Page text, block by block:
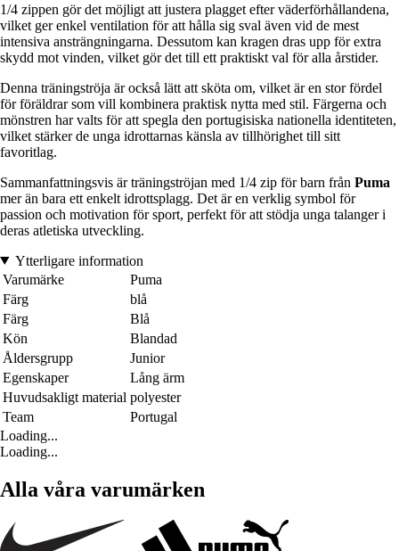
1/4 zippen gör det möjligt att justera plagget efter väderförhållandena,
vilket ger enkel ventilation för att hålla sig sval även vid de mest
intensiva ansträngningarna. Dessutom kan kragen dras upp för extra
skydd mot vinden, vilket gör det till ett praktiskt val för alla årstider.
Denna träningströja är också lätt att sköta om, vilket är en stor fördel
för föräldrar som vill kombinera praktisk nytta med stil. Färgerna och
mönstren har valts för att spegla den portugisiska nationella identiteten,
vilket stärker de unga idrottarnas känsla av tillhörighet till sitt
favoritlag.
Sammanfattningsvis är träningströjan med 1/4 zip för barn från Puma
mer än bara ett enkelt idrottsplagg. Det är en verklig symbol för
passion och motivation för sport, perfekt för att stödja unga talanger i
deras atletiska utveckling.
Ytterligare information
Varumärke
Puma
Färg
blå
Färg
Blå
Kön
Blandad
Åldersgrupp
Junior
Egenskaper
Lång ärm
Huvudsakligt material polyester
Team
Portugal
Loading...
Loading...
Alla våra varumärken